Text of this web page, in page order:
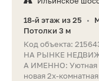
18-й этаж из 25 •
Потолки 3 м
Код объекта:
НА РЫНКЕ
А ИМЕННО: Уютная ,
новая 2х-